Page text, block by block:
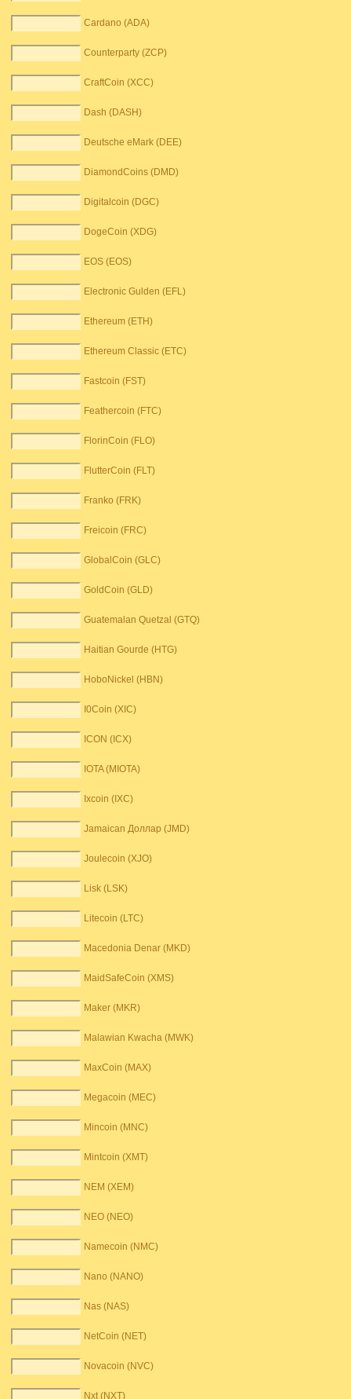
Cardano (ADA)
Counterparty (ZCP)
CraftCoin (XCC)
Dash (DASH)
Deutsche eMark (DEE)
DiamondCoins (DMD)
Digitalcoin (DGC)
DogeCoin (XDG)
EOS (EOS)
Electronic Gulden (EFL)
Ethereum (ETH)
Ethereum Classic (ETC)
Fastcoin (FST)
Feathercoin (FTC)
FlorinCoin (FLO)
FlutterCoin (FLT)
Franko (FRK)
Freicoin (FRC)
GlobalCoin (GLC)
GoldCoin (GLD)
Guatemalan Quetzal (GTQ)
Haitian Gourde (HTG)
HoboNickel (HBN)
I0Coin (XIC)
ICON (ICX)
IOTA (MIOTA)
Ixcoin (IXC)
Jamaican Доллар (JMD)
Joulecoin (XJO)
Lisk (LSK)
Litecoin (LTC)
Macedonia Denar (MKD)
MaidSafeCoin (XMS)
Maker (MKR)
Malawian Kwacha (MWK)
MaxCoin (MAX)
Megacoin (MEC)
Mincoin (MNC)
Mintcoin (XMT)
NEM (XEM)
NEO (NEO)
Namecoin (NMC)
Nano (NANO)
Nas (NAS)
NetCoin (NET)
Novacoin (NVC)
Nxt (NXT)